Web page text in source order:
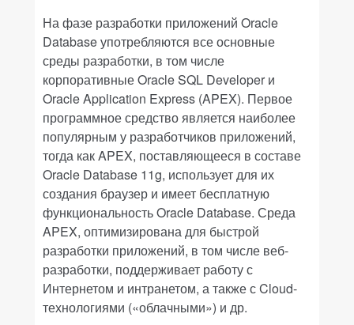
На фазе разработки приложений Oracle
Database употребляются все основные
среды разработки, в том числе
корпоративныеOracleSQL Developer и
OracleApplication Express (APEX). Первое
программное средство является наиболее
популярным у разработчиков приложений,
тогда какAPEX, поставляющееся в составе
Oracle Database 11g, использует для их
создания браузер и имеет бесплатную
функциональностьOracle Database. Среда
APEX, оптимизирована для быстрой
разработки приложений, в том числе веб-
разработки, поддерживает работу с
Интернетом и интранетом, а также сCloud-
технологиями («облачными») и др.